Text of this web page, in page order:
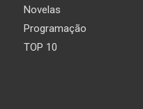
Novelas
Programação
TOP 10